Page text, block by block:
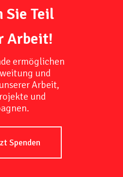
Sie Teil
Arbeit!
ermöglichen
und
Arbeit,
und
Spenden